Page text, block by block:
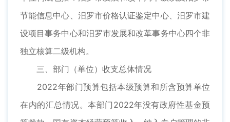
节能信息中心、汨罗市价格认证鉴定中心、汨罗市建
设项目事务中心和汨罗市发展和改革事务中心四个非
独立核算二级机构。
三、部门（单位）收支总体情况
2022年部门预算包括本级预算和所含预算单位
在内的汇总情况。本部门2022年没有政府性基金预